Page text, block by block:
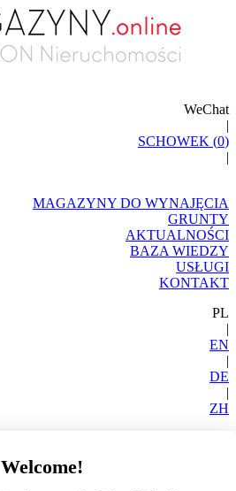
WeChat
|
SCHOWEK (0)
|
MAGAZYNY DO WYNAJĘCIA
GRUNTY
AKTUALNOŚCI
BAZA WIEDZY
USŁUGI
KONTAKT
PL
|
EN
|
DE
|
ZH
Welcome!